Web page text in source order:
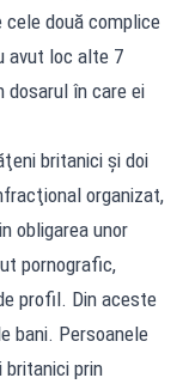
două complice
avut loc alte 7
dosarul în care ei
britanici şi doi
organizat,
obligarea unor
pornografic,
profil. Din aceste
bani. Persoanele
prin